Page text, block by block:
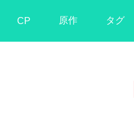
CP 原作 タグ